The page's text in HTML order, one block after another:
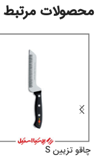
محصولات مرتبط
چاقو تزیین S